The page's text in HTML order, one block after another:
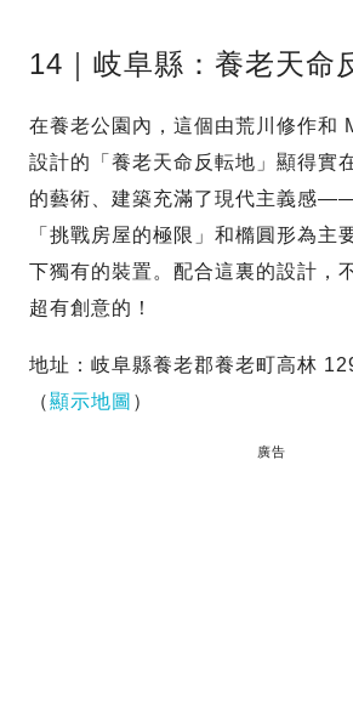
14｜岐阜縣：養老天命
在養老公園內，這個由荒川修作和
設計的「養老天命反転地」顯得實
的藝術、建築充滿了現代主義感
「挑戰房屋的極限」和橢圓形為主
下獨有的裝置。配合這裏的設計，
超有創意的！
地址：岐阜縣養老郡養老町高林
（顯示地圖 ）
廣告